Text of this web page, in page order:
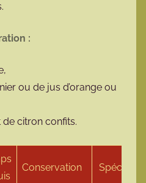
:
ou de jus d’orange ou
de citron confits.
Conservation Spécificité